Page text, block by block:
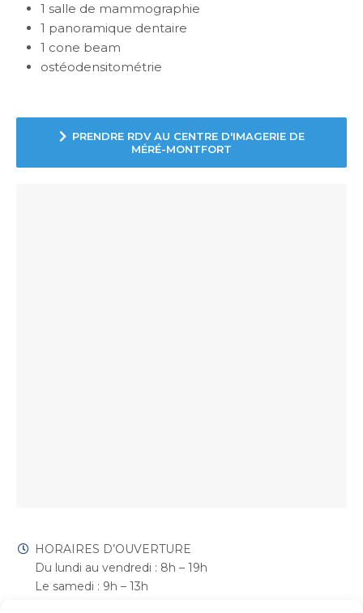
1 salle de mammographie
1 panoramique dentaire
1 cone beam
ostéodensitométrie
PRENDRE RDV AU CENTRE D'IMAGERIE DE
MÉRÉ-MONTFORT
HORAIRES D’OUVERTURE
Du lundi au vendredi : 8h – 19h
Le samedi : 9h – 13h